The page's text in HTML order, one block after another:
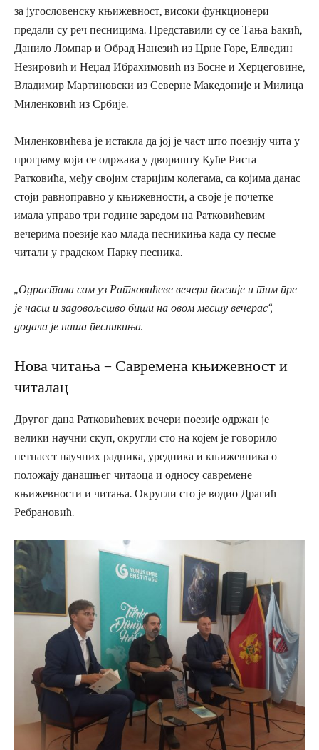
за југословенску књижевност, високи функционери
предали су реч песницима. Представили су се Тања Бакић,
Данило Ломпар и Обрад Нанезић из Црне Горе, Елведин
Незировић и Неџад Ибрахимовић из Босне и Херцеговине,
Владимир Мартиновски из Северне Македоније и Милица
Миленковић из Србије.
Миленковићева је истакла да јој је част што поезију чита у
програму који се одржава у дворишту Куће Риста
Ратковића, међу својим старијим колегама, са којима данас
стоји равноправно у књижевности, а своје је почетке
имала управо три године заредом на Ратковићевим
вечерима поезије као млада песникиња када су песме
читали у градском Парку песника.
„Одрастала сам уз Ратковићеве вечери поезије и тим пре
је част и задовољство бити на овом месту вечерас“,
додала је наша песникиња.
Нова читања – Савремена књижевност и
читалац
Другог дана Ратковићевих вечери поезије одржан је
велики научни скуп, округли сто на којем је говорило
петнаест научних радника, уредника и књижевника о
положају данашњег читаоца и односу савремене
књижевности и читања. Округли сто је водио Драгић
Ребрановић.